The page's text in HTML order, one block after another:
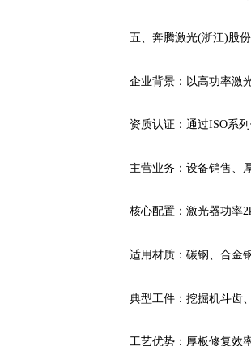
五、奔腾激光(浙江)股
企业背景：以高功率激
资质认证：通过ISO系
主营业务：设备销售、
核心配置：激光器功率
适用材质：碳钢、合金
典型工件：挖掘机斗齿
工艺优势：厚板修复效